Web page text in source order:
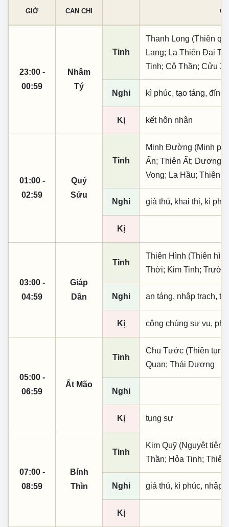
GIỜ CAN CHI
23:00 -
00:59
Nhâm
Tý
Tinh
Thanh Long (Thiên
Lang; La Thiên Đại
Tinh; Cô Thần; Cửu
Nghi kì phúc, tạo táng, đính
Kị kết hôn nhân
01:00 -
02:59
Quý
Sửu
Tinh
Minh Đường (Minh
Ấn; Thiên Ất; Dương
Vong; La Hầu; Thiên
Nghi giá thú, khai thị, kì
Kị
03:00 -
04:59
Giáp
Dần
Tinh
Thiên Hình (Thiên
Thời; Kim Tinh;
Nghi an táng, nhập trạch,
Kị công chúng sự vụ,
05:00 -
06:59
Ất Mão
Tinh
Chu Tước (Thiên
Quan; Thái Dương
Nghi
Kị tụng sự
07:00 -
08:59
Bính
Thìn
Tinh
Kim Quỹ (Nguyệt
Thần; Hỏa Tinh; Thiên
Nghi giá thú, kì phúc, nhập
Kị